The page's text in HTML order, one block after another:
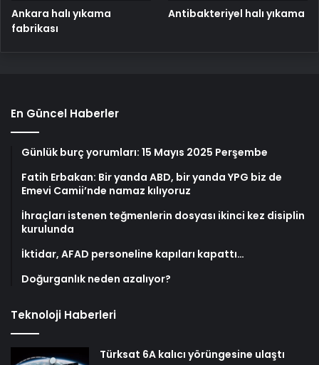
Ankara halı yıkama
fabrikası
Antibakteriyel halı yıkama
En Güncel Haberler
Günlük burç yorumları: 15 Mayıs 2025 Perşembe
Fatih Erbakan: Bir yanda ABD, bir yanda YPG biz de
Emevi Camii’nde namaz kılıyoruz
İhraçları istenen teğmenlerin dosyası ikinci kez disiplin
kurulunda
İktidar, AFAD personeline kapıları kapattı…
Doğurganlık neden azalıyor?
Teknoloji Haberleri
Türksat 6A kalıcı yörüngesine ulaştı